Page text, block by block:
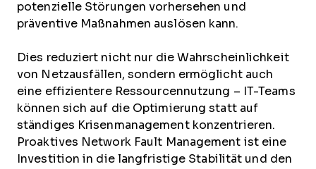
potenzielle Störungen vorhersehen und
präventive Maßnahmen auslösen kann.
Dies reduziert nicht nur die Wahrscheinlichkeit
von Netzausfällen, sondern ermöglicht auch
eine effizientere Ressourcennutzung – IT-Teams
können sich auf die Optimierung statt auf
ständiges Krisenmanagement konzentrieren.
Proaktives Network Fault Management ist eine
Investition in die langfristige Stabilität und den